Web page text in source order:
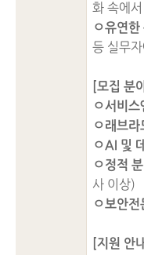
화 속에
ㅇ유연한
등 실무
[모집 분
ㅇ서비
ㅇ래브
ㅇAI 및
ㅇ정적
사 이상)
ㅇ보안전
[지원 안내]